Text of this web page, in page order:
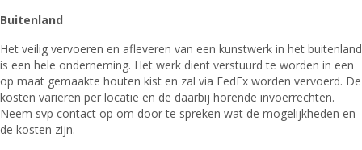
Buitenland
Het veilig vervoeren en afleveren van een kunstwerk in het buitenland
is een hele onderneming. Het werk dient verstuurd te worden in een
op maat gemaakte houten kist en zal via FedEx worden vervoerd. De
kosten variëren per locatie en de daarbij horende invoerrechten.
Neem svp contact op om door te spreken wat de mogelijkheden en
de kosten zijn.